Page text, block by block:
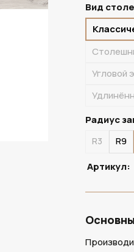
Вид
Угловой
Радиус
R3
R9
Артикул: